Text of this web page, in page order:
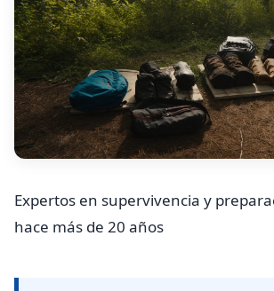
Expertos en supervivencia y
hace más de 20 años